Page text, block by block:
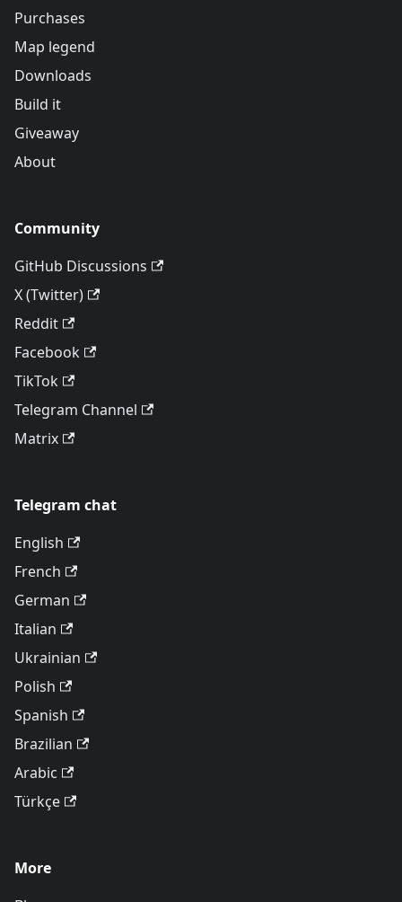
Purchases
Map legend
Downloads
Build it
Giveaway
About
Community
GitHub Discussions
X (Twitter)
Reddit
Facebook
TikTok
Telegram Channel
Matrix
Telegram chat
English
French
German
Italian
Ukrainian
Polish
Spanish
Brazilian
Arabic
Türkçe
More